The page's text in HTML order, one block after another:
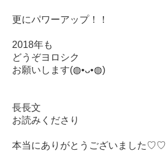
更にパワーアップ！！
2018年も
どうぞヨロシク
お願いします(◍•ᴗ•◍)
長長文
お読みくださり
本当にありがとうございました♡♡